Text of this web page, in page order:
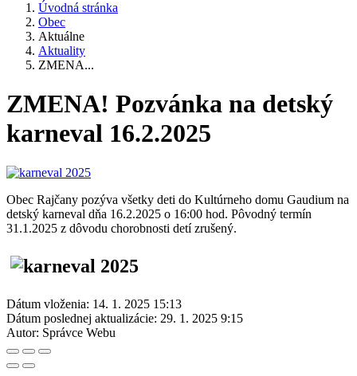
Úvodná stránka
Obec
Aktuálne
Aktuality
ZMENA...
ZMENA! Pozvánka na detský
karneval 16.2.2025
Obec Rajčany pozýva všetky deti do Kultúrneho domu Gaudium na
detský karneval dňa 16.2.2025 o 16:00 hod. Pôvodný termín
31.1.2025 z dôvodu chorobnosti detí zrušený.
Dátum vloženia: 14. 1. 2025 15:13
Dátum poslednej aktualizácie: 29. 1. 2025 9:15
Autor: Správce Webu